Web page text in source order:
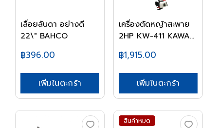
เลื่อยลันดา อย่างดี
22\" BAHCO
฿396.00
เพิ่มในตะกร้า
เครื่องตัดหญ้าสะพาย
2HP KW-411 KAWA...
฿1,915.00
เพิ่มในตะกร้า
สินค้าหมด